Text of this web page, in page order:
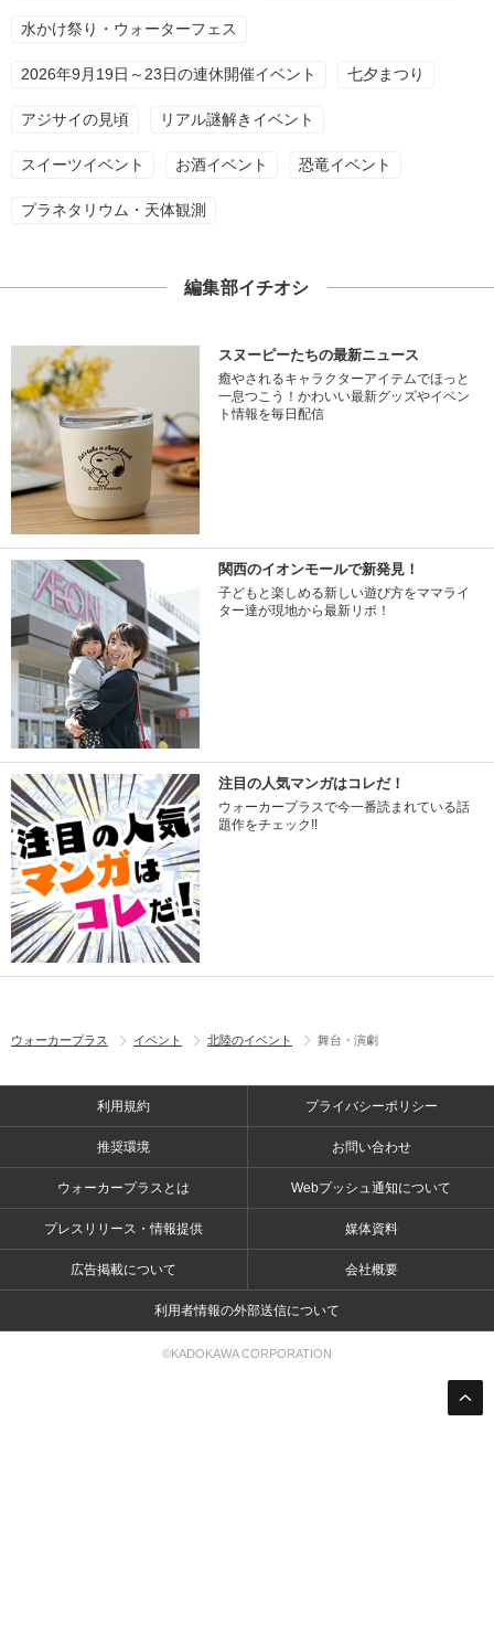
水かけ祭り・ウォーターフェス
2026年9月19日～23日の連休開催イベント 七夕まつり
アジサイの見頃 リアル謎解きイベント
スイーツイベント お酒イベント 恐竜イベント
プラネタリウム・天体観測
編集部イチオシ
スヌーピーたちの最新ニュース
癒やされるキャラクターアイテムでほっと
一息つこう！かわいい最新グッズやイベン
ト情報を毎日配信
関西のイオンモールで新発見！
子どもと楽しめる新しい遊び方をママライ
ター達が現地から最新リポ！
注目の人気マンガはコレだ！
ウォーカープラスで今一番読まれている話
題作をチェック!!
ウォーカープラス イベント 北陸のイベント 舞台・演劇
利用規約 プライバシーポリシー
推奨環境 お問い合わせ
ウォーカープラスとは Webプッシュ通知について
プレスリリース・情報提供 媒体資料
広告掲載について 会社概要
利用者情報の外部送信について
©KADOKAWA CORPORATION